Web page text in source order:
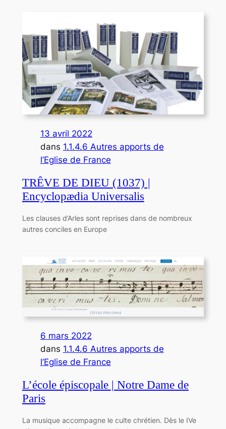
13 avril 2022
dans 1.1.4.6 Autres apports de
l’Eglise de France
TRÊVE DE DIEU (1037) |
Encyclopædia Universalis
Les clauses d’Arles sont reprises dans de nombreux
autres conciles en Europe
6 mars 2022
dans 1.1.4.6 Autres apports de
l’Eglise de France
L’école épiscopale | Notre Dame de
Paris
La musique accompagne le culte chrétien. Dès le IVe